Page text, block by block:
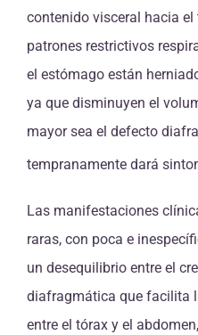
contenido visceral hacia el
patrones restrictivos
el estómago están
ya que disminuyen el
mayor sea el defecto
tempranamente dará
Las manifestaciones
raras, con poca e
un desequilibrio entre el
diafragmática que facilita
entre el tórax y el